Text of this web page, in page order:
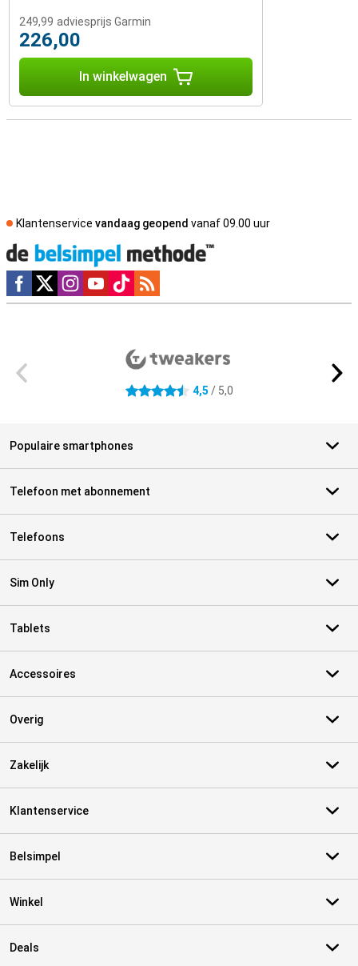
249,99 adviesprijs Garmin
226,00
In winkelwagen
Klantenservice vandaag geopend vanaf 09.00 uur
Social media
4.5 sterren 4,5 / 5,0
Populaire smartphones
Telefoon met abonnement
Telefoons
Sim Only
Tablets
Accessoires
Overig
Zakelijk
Klantenservice
Belsimpel
Winkel
Deals